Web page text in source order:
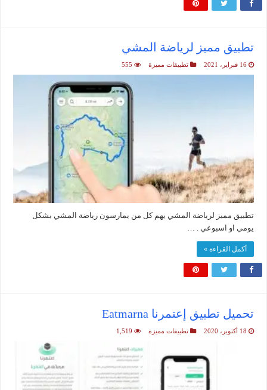
تطبيق مميز لرياضة المشي
16 فبراير، 2021 تطبيقات مميزة 555
تطبيق مميز لرياضة المشي يهم كل من يمارسون رياضة المشي بشكل
يومي او اسبوعي . …
أكمل القراءة »
تحميل تطبيق إعتمرنا Eatmarna
18 أكتوبر، 2020 تطبيقات مميزة 1,519